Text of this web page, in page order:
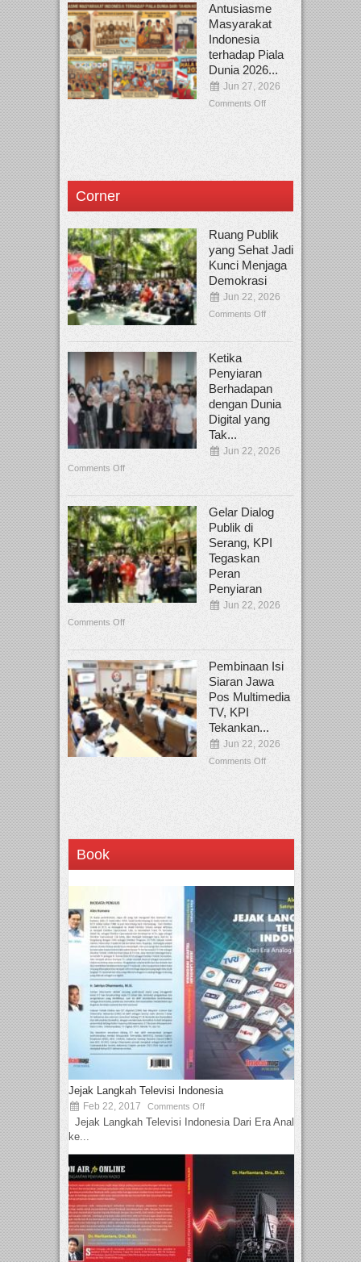
Antusiasme
Masyarakat
Indonesia
terhadap Piala
Dunia 2026...
Jun 27, 2026
Comments Off
Corner
Ruang Publik
yang Sehat Jadi
Kunci Menjaga
Demokrasi
Jun 22, 2026
Comments Off
Ketika
Penyiaran
Berhadapan
dengan Dunia
Digital yang
Tak...
Jun 22, 2026
Comments Off
Gelar Dialog
Publik di
Serang, KPI
Tegaskan
Peran
Penyiaran
Jun 22, 2026
Comments Off
Pembinaan Isi
Siaran Jawa
Pos Multimedia
TV, KPI
Tekankan...
Jun 22, 2026
Comments Off
Book
Jejak Langkah Televisi Indonesia
Feb 22, 2017 Comments Off
Jejak Langkah Televisi Indonesia Dari Era Analog
ke...